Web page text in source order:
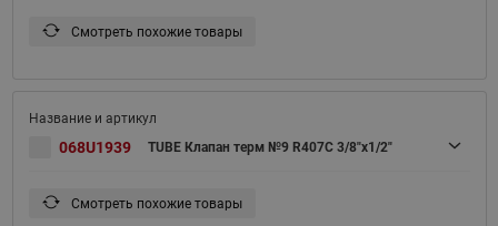
Смотреть похожие товары
068U1939 TUBE Клапан терм №9 R407C 3/8"x1/2"
Смотреть похожие товары